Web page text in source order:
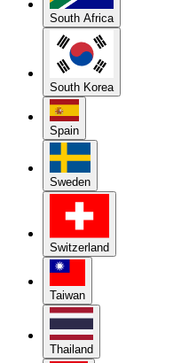
South Africa
South Korea
Spain
Sweden
Switzerland
Taiwan
Thailand